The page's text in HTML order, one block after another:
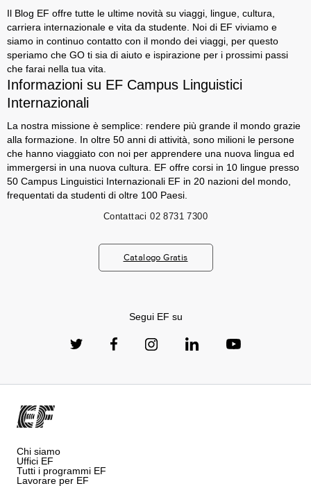
Il Blog EF offre tutte le ultime novità su viaggi, lingue, cultura,
carriera internazionale e vita da studente. Noi di EF viviamo e
siamo in continuo contatto con il mondo dei viaggi, per questo
speriamo che GO ti sia di aiuto e ispirazione per i prossimi passi
che farai nella tua vita.
Informazioni su EF Campus Linguistici
Internazionali
La nostra missione è semplice: rendere più grande il mondo grazie
alla formazione. In oltre 50 anni di attività, sono milioni le persone
che hanno viaggiato con noi per apprendere una nuova lingua ed
immergersi in una nuova cultura. EF offre corsi in 10 lingue presso
50 Campus Linguistici Internazionali EF in 20 nazioni del mondo,
frequentati da studenti di oltre 100 Paesi.
Contattaci 02 8731 7300
Catalogo Gratis
Segui EF su
Chi siamo
Uffici EF
Tutti i programmi EF
Lavorare per EF